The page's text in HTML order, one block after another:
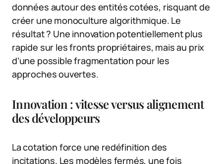
données autour des entités cotées, risquant de
créer une monoculture algorithmique. Le
résultat ? Une innovation potentiellement plus
rapide sur les fronts propriétaires, mais au prix
d’une possible fragmentation pour les
approches ouvertes.
Innovation : vitesse versus alignement
des développeurs
La cotation force une redéfinition des
incitations. Les modèles fermés, une fois